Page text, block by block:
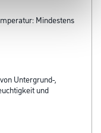
Mindestens
Untergrund-,
und